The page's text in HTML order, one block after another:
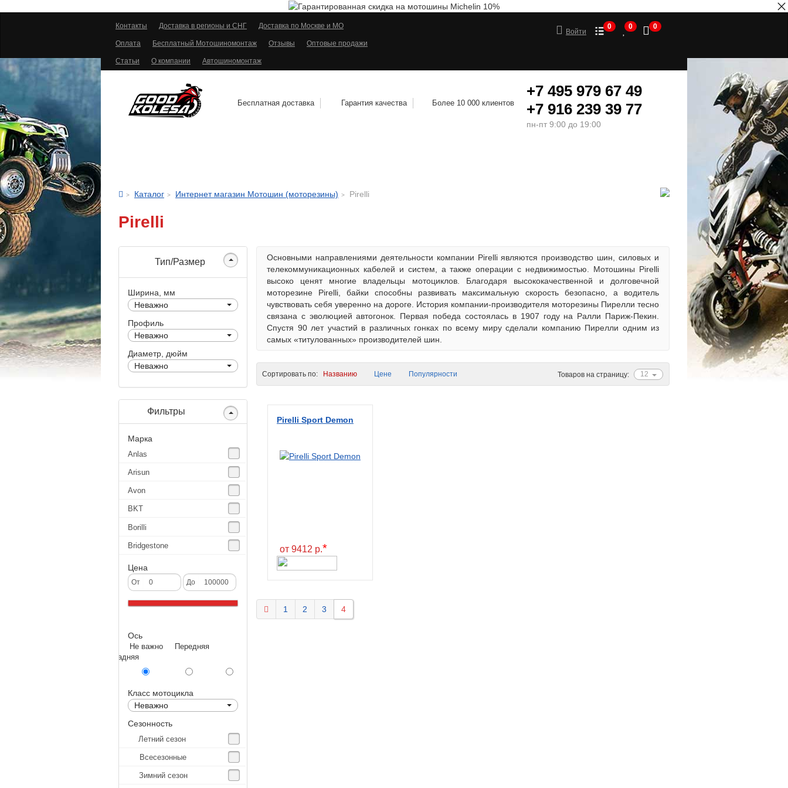
Контакты Доставка в регионы и СНГ Доставка по Москве и МО
Оплата Бесплатный Мотошиномонтаж Отзывы Оптовые продажи
Статьи О компании Автошиномонтаж
Войти
0 0 0
Бесплатная доставка Гарантия качества Более 10 000 клиентов
+7 495 979 67 49
+7 916 239 39 77
пн-пт 9:00 до 19:00
Каталог Интернет магазин Мотошин (моторезины) Pirelli
Pirelli
Тип/Размер
Ширина, мм
Неважно
Профиль
Неважно
Диаметр, дюйм
Неважно
Фильтры
Марка
Anlas
Arisun
Avon
BKT
Borilli
Bridgestone
Continental
CST
Deestone
Excel
Forerunner
GoldenTyre
Gummy
Heidenau
IRC
Цена
От До
Ось
Не важно Передняя
Задняя
Класс мотоцикла
Неважно
Сезонность
Летний сезон
Всесезонные
Зимний сезон
Основными направлениями деятельности компании Pirelli являются производство шин, силовых и
телекоммуникационных кабелей и систем, а также операции с недвижимостью. Мотошины Pirelli
высоко ценят многие владельцы мотоциклов. Благодаря высококачественной и долговечной
моторезине Pirelli, байки способны развивать максимальную скорость безопасно, а водитель
чувствовать себя уверенно на дороге. История компании-производителя моторезины Пирелли тесно
связана с эволюцией автогонок. Первая победа состоялась в 1907 году на Ралли Париж-Пекин.
Спустя 90 лет участий в различных гонках по всему миру сделали компанию Пирелли одним из
самых «титулованных» производителей шин.
12
Товаров на страницу:
Сортировать по: Названию Цене Популярности
Pirelli Sport Demon
от 9412 р.*
1 2 3 4